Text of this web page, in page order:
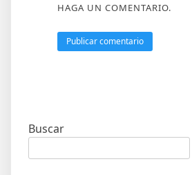
HAGA UN COMENTARIO.
Buscar